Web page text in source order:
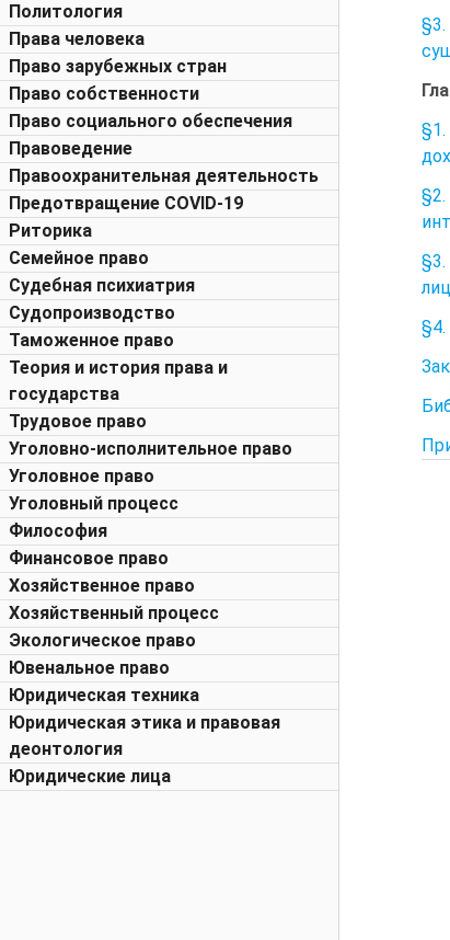
Политология
Права человека
Право зарубежных стран
Право собственности
Право социального обеспечения
Правоведение
Правоохранительная деятельность
Предотвращение COVID-19
Риторика
Семейное право
Судебная психиатрия
Судопроизводство
Таможенное право
Теория и история права и
государства
Трудовое право
Уголовно-исполнительное право
Уголовное право
Уголовный процесс
Философия
Финансовое право
Хозяйственное право
Хозяйственный процесс
Экологическое право
Ювенальное право
Юридическая техника
Юридическая этика и правовая
деонтология
Юридические лица
§2.
§3.
§4.